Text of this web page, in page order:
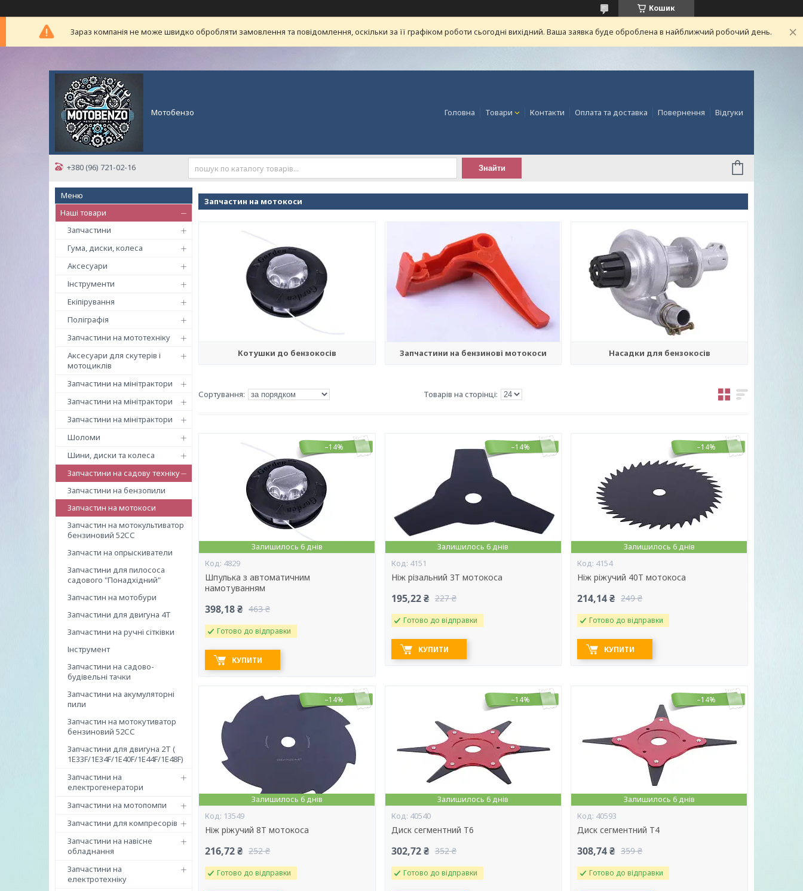
Кошик
Зараз компанія не може швидко обробляти замовлення та повідомлення, оскільки за її графіком роботи сьогодні вихідний. Ваша заявка буде оброблена в найближчий робочий день.
Мотобензо Головна Товари Контакти Оплата та доставка Повернення Відгуки
+380 (96) 721-02-16 Знайти
Наші товари
Запчастини
Гума, диски, колеса
Аксесуари
Інструменти
Екіпірування
Поліграфія
Запчастини на мототехніку
Аксесуари для скутерів і
мотоциклів
Запчастини на мінітрактори
Запчастини на мінітрактори
Запчастини на мінітрактори
Шоломи
Шини, диски та колеса
Запчастини на садову техніку
Запчастини на бензопили
Запчастин на мотокоси
Запчастин на мотокультиватор
бензиновий 52СС
Запчасти на опрыскиватели
Запчастини для пилососа
садового "Понадхідний"
Запчастин на мотобури
Запчастини для двигуна 4T
Запчастини на ручні сітківки
Інструмент
Запчастини на садово-
будівельні тачки
Запчастини на акумуляторні
пили
Запчастин на мотокутиватор
бензиновий 52СС
Запчастини для двигуна 2Т (
1Е33F/1E34F/1Е40F/1E44F/1Е48F)
Запчастини на
електрогенератори
Запчастини на мотопомпи
Запчастини для компресорів
Запчастини на навісне
обладнання
Запчастини на
електротехніку
Запчастин на мотокоси
Котушки до бензокосів Запчастини на бензинові мотокоси Насадки для бензокосів
–14%
Залишилось 6 днів
4829
Шпулька з автоматичним
намотуванням
398,18 ₴ 463 ₴
Готово до відправки
КУПИТИ
–14%
Залишилось 6 днів
4151
Ніж різальний 3Т мотокоса
195,22 ₴ 227 ₴
Готово до відправки
КУПИТИ
–14%
Залишилось 6 днів
4154
Ніж ріжучий 40Т мотокоса
214,14 ₴ 249 ₴
Готово до відправки
КУПИТИ
–14%
Залишилось 6 днів
13549
Ніж ріжучий 8Т мотокоса
216,72 ₴ 252 ₴
Готово до відправки
–14%
Залишилось 6 днів
40540
Диск сегментний Т6
302,72 ₴ 352 ₴
Готово до відправки
–14%
Залишилось 6 днів
40593
Диск сегментний Т4
308,74 ₴ 359 ₴
Готово до відправки